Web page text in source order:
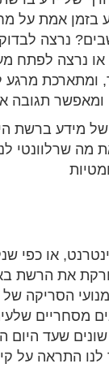
בזמן אמת על
נרצה לבדוק
או נרצה
ומתארכת
ומאפשר תגובה
מידע ברשת
שרלוונטי לנו
את
הסריקה של
מסחריים
שעד היום
לנו התראה על